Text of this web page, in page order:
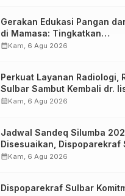
Gerakan Edukasi Pangan
di Mamasa: Tingkatkan
Pengetahuan dan
calendar_monthKam, 6 Agu 2026
Perkuat Layanan Radiologi,
Sulbar Sambut Kembali dr.
Imelda, Sp.Rad
calendar_monthKam, 6 Agu 2026
Jadwal Sandeq Silumba
Disesuaikan, Dispoparekraf
Pastikan Persiapan Tetap
calendar_monthKam, 6 Agu 2026
Dispoparekraf Sulbar